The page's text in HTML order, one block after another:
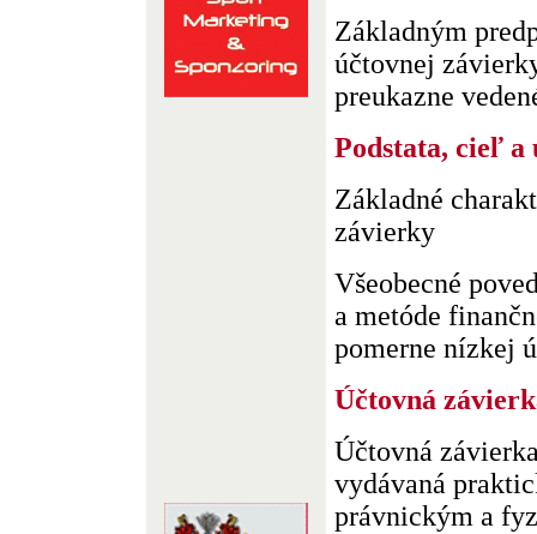
Základným
účtovnej
preukazne
Podstata, cieľ a
Základné
závierky
Všeobecné
a metóde
pomerne nízkej
Účtovná
Účtovná
vydávaná
právnickým a